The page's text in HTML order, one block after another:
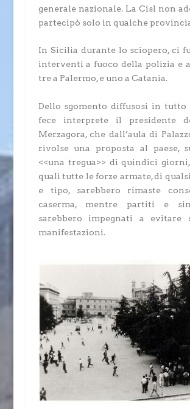
generale nazionale. La Cisl non
partecipò solo in qualche
In Sicilia durante lo sciopero, ci
interventi a fuoco della polizia e
tre a Palermo, e uno a Catania.
Dello sgomento diffusosi in tutto
fece interprete il presidente
Merzagora, che dall’aula di
rivolse una proposta al paese,
<<una tregua>> di quindici
quali tutte le forze armate, di
e tipo, sarebbero rimaste
caserma, mentre partiti e
sarebbero impegnati a evitare
manifestazioni.